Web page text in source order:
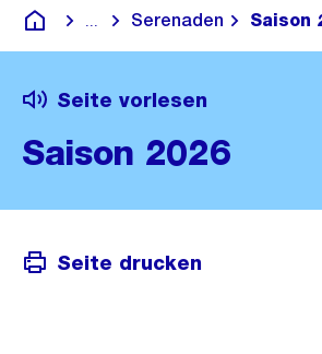
Deutsch
Blende alle Breadcrumbs ein
Serenaden Saison
Seite vorlesen
Saison 2026
Seite drucken